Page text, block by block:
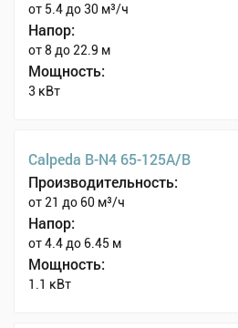
от 5.4 до 30 м³/ч
Напор:
от 8 до 22.9 м
Мощность:
3 кВт
Calpeda B-N4 65-125A/B
Производительность:
от 21 до 60 м³/ч
Напор:
от 4.4 до 6.45 м
Мощность:
1.1 кВт